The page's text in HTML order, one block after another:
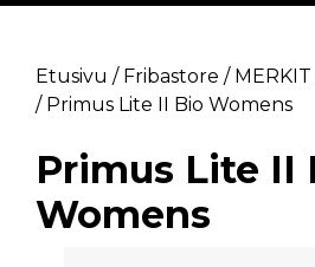
Etusivu / Fribastore / MERKIT
/ Primus Lite II Bio Womens
Primus Lite II
Womens